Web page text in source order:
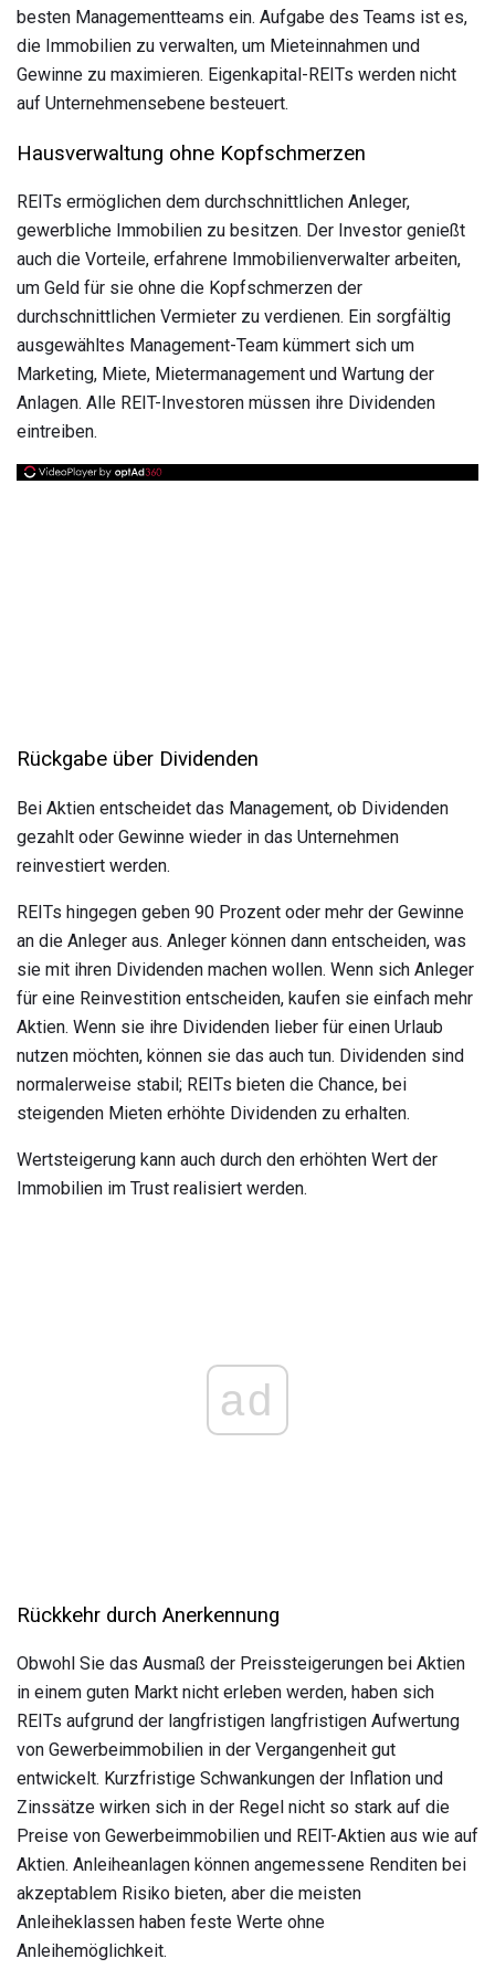
besten Managementteams ein. Aufgabe des Teams ist es,
die Immobilien zu verwalten, um Mieteinnahmen und
Gewinne zu maximieren. Eigenkapital-REITs werden nicht
auf Unternehmensebene besteuert.
Hausverwaltung ohne Kopfschmerzen
REITs ermöglichen dem durchschnittlichen Anleger,
gewerbliche Immobilien zu besitzen. Der Investor genießt
auch die Vorteile, erfahrene Immobilienverwalter arbeiten,
um Geld für sie ohne die Kopfschmerzen der
durchschnittlichen Vermieter zu verdienen. Ein sorgfältig
ausgewähltes Management-Team kümmert sich um
Marketing, Miete, Mietermanagement und Wartung der
Anlagen. Alle REIT-Investoren müssen ihre Dividenden
eintreiben.
Rückgabe über Dividenden
Bei Aktien entscheidet das Management, ob Dividenden
gezahlt oder Gewinne wieder in das Unternehmen
reinvestiert werden.
REITs hingegen geben 90 Prozent oder mehr der Gewinne
an die Anleger aus. Anleger können dann entscheiden, was
sie mit ihren Dividenden machen wollen. Wenn sich Anleger
für eine Reinvestition entscheiden, kaufen sie einfach mehr
Aktien. Wenn sie ihre Dividenden lieber für einen Urlaub
nutzen möchten, können sie das auch tun. Dividenden sind
normalerweise stabil; REITs bieten die Chance, bei
steigenden Mieten erhöhte Dividenden zu erhalten.
Wertsteigerung kann auch durch den erhöhten Wert der
Immobilien im Trust realisiert werden.
ad
Rückkehr durch Anerkennung
Obwohl Sie das Ausmaß der Preissteigerungen bei Aktien
in einem guten Markt nicht erleben werden, haben sich
REITs aufgrund der langfristigen langfristigen Aufwertung
von Gewerbeimmobilien in der Vergangenheit gut
entwickelt. Kurzfristige Schwankungen der Inflation und
Zinssätze wirken sich in der Regel nicht so stark auf die
Preise von Gewerbeimmobilien und REIT-Aktien aus wie auf
Aktien. Anleiheanlagen können angemessene Renditen bei
akzeptablem Risiko bieten, aber die meisten
Anleiheklassen haben feste Werte ohne
Anleihemöglichkeit.